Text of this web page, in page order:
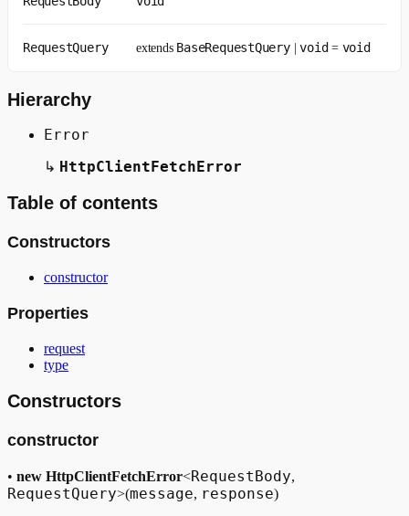
constructor
Type parameters
Properties
request
type
RequestQuery extends BaseRequestQuery|void = void
Hierarchy
Error
↳ HttpClientFetchError
Table of contents
Constructors
constructor
Properties
request
type
Constructors
constructor
• new HttpClientFetchError<RequestBody,
RequestQuery>(message, response)